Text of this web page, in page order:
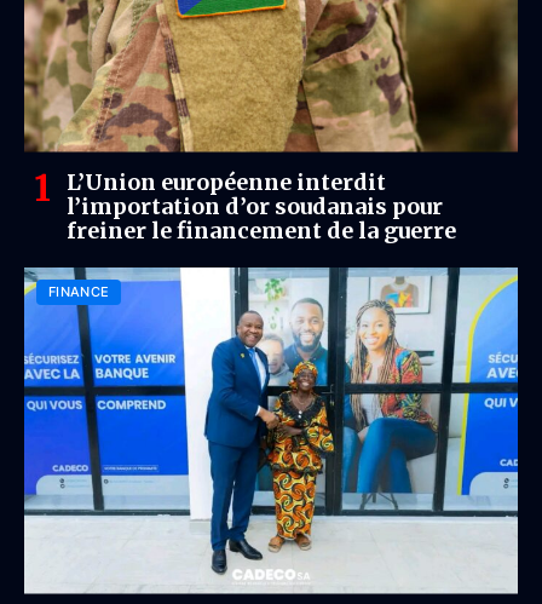
L’Union européenne interdit
l’importation d’or soudanais pour
freiner le financement de la guerre
FINANCE